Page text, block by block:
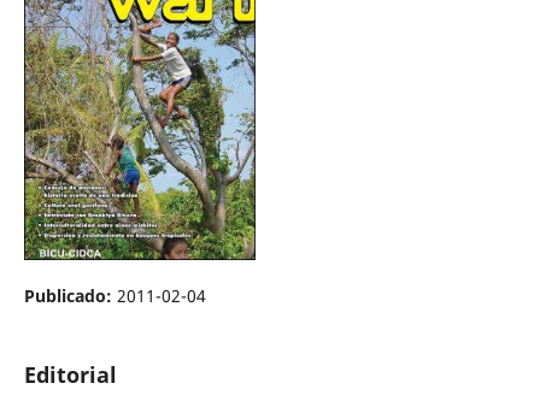
Publicado: 2011-02-04
Editorial